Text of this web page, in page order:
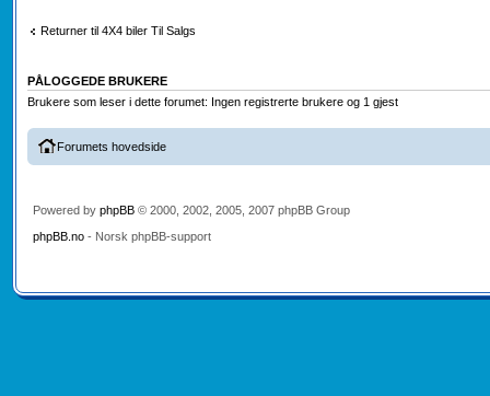
Returner til 4X4 biler Til Salgs
PÅLOGGEDE BRUKERE
Brukere som leser i dette forumet: Ingen registrerte brukere og 1 gjest
Forumets hovedside
Powered by phpBB© 2000, 2002, 2005, 2007 phpBB Group
phpBB.no- Norsk phpBB-support